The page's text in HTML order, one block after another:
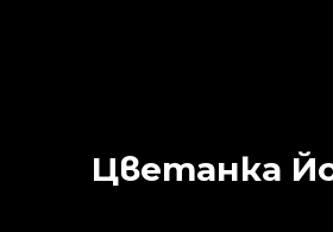
Цветанка